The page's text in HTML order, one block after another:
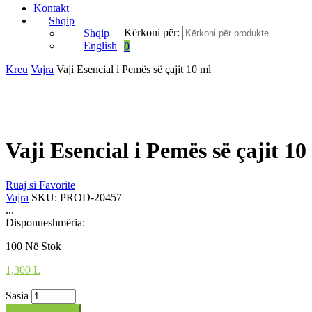
Kontakt
Shqip
Shqip
English
Kërkoni për:
0
Kreu Vajra Vaji Esencial i Pemës së çajit 10 ml
Vaji Esencial i Pemës së çajit
Ruaj si Favorite
Vajra SKU: PROD-20457
...
Disponueshmëria:
100 Në Stok
1,300 L
Sasia